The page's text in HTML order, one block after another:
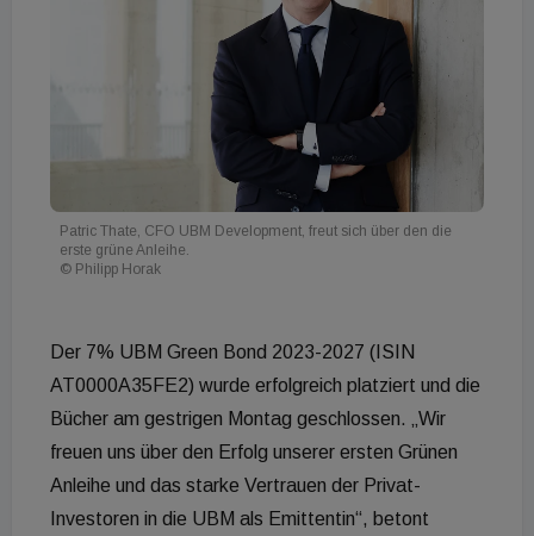
Patric Thate, CFO UBM Development, freut sich über den die
erste grüne Anleihe.
© Philipp Horak
Der 7% UBM Green Bond 2023-2027 (ISIN
AT0000A35FE2) wurde erfolgreich platziert und die
Bücher am gestrigen Montag geschlossen. „Wir
freuen uns über den Erfolg unserer ersten Grünen
Anleihe und das starke Vertrauen der Privat-
Investoren in die UBM als Emittentin“, betont